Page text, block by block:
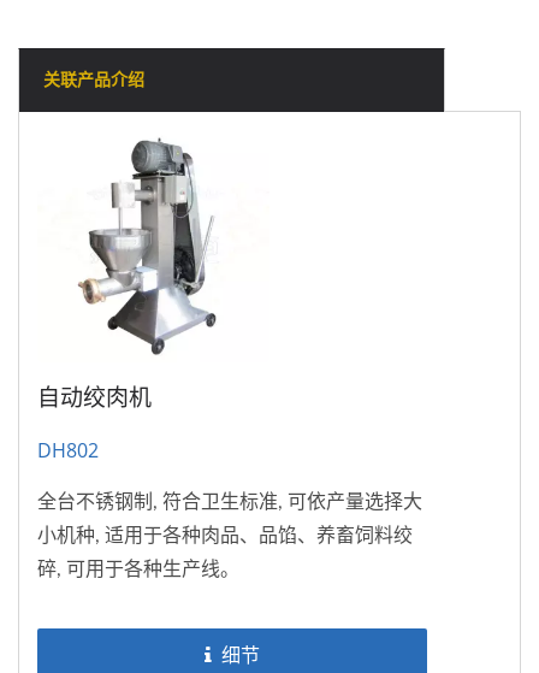
关联产品介绍
自动绞肉机
DH802
全台不锈钢制, 符合卫生标准, 可依产量选择大
小机种, 适用于各种肉品、品馅、养畜饲料绞
碎, 可用于各种生产线。
细节